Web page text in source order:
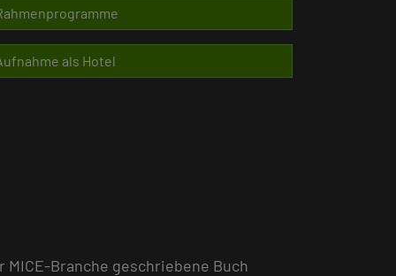
als Hotel
Branche geschriebene Buch